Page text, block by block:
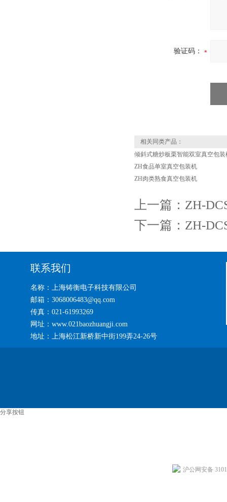
验证码：
相关同类产品：
倾斜式糖炒板栗智能双室真空包装
ZH食品单室真空包装机
ZH肉类熟食真空包装机
上一篇： ZH-
下一篇： ZH-
联系我们
名称：上海铸衡电子科技有限公司
邮箱：3068006483@qq.com
传真：021-61993269
网址：www.021baozhuangji.com
地址：上海松江新桥新中街199弄24-26号
分享按钮
沪公网安备